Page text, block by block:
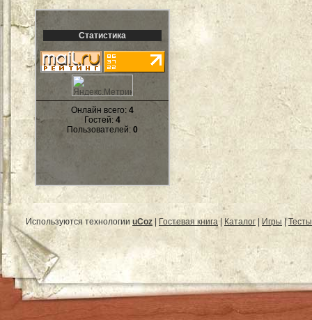
Статистика
Онлайн всего: 4
Гостей: 4
Пользователей: 0
Используются технологии uCoz Гостевая книга| Каталог Игры |Тесты